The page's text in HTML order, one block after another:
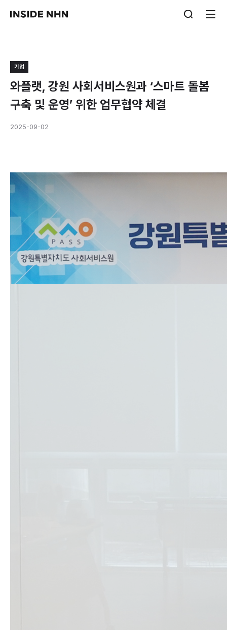
기업
와플랫, 강원 사회서비스원과 ‘스마트 돌봄
구축 및 운영’ 위한 업무협약 체결
2025-09-02